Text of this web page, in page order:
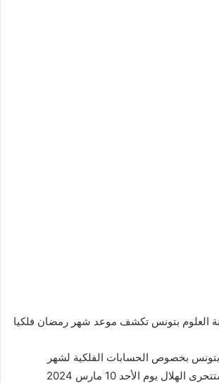
العلوم بتونس تكشف موعد شهر رمضان فلكيا
بتونس بخصوص الحسابات الفلكية لشهر
رمضان، ان تونس ستتحرى الهلال يوم الأحد 10 مارس 2024